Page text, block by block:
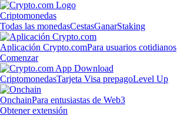
Criptomonedas
Todas las monedasCestasGanarStaking
Aplicación Crypto.comPara usuarios cotidianos
Comenzar
CriptomonedasTarjeta Visa prepagoLevel Up
OnchainPara entusiastas de Web3
Obtener extensión